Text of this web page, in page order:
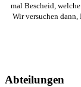
mal Bescheid,
Wir versuchen dann,
Abteilungen